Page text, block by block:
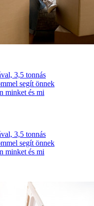
3,5 tonnás
segít önnek
minket és mi
3,5 tonnás
segít önnek
minket és mi